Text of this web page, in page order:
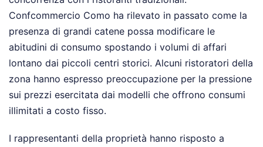
Confcommercio Como ha rilevato in passato come la
presenza di grandi catene possa modificare le
abitudini di consumo spostando i volumi di affari
lontano dai piccoli centri storici. Alcuni ristoratori della
zona hanno espresso preoccupazione per la pressione
sui prezzi esercitata dai modelli che offrono consumi
illimitati a costo fisso.
I rappresentanti della proprietà hanno risposto a